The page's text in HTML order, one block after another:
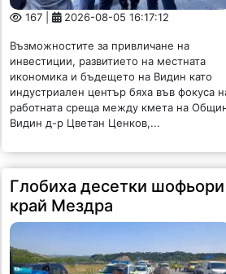
167 | 2026-08-05 16:17:12
Възможностите за привличане на
инвестиции, развитието на местната
икономика и бъдещето на Видин като
индустриален център бяха във фокуса
работната среща между кмета на
Видин д-р Цветан Ценков,...
Глобиха десетки шофьори
край Мездра